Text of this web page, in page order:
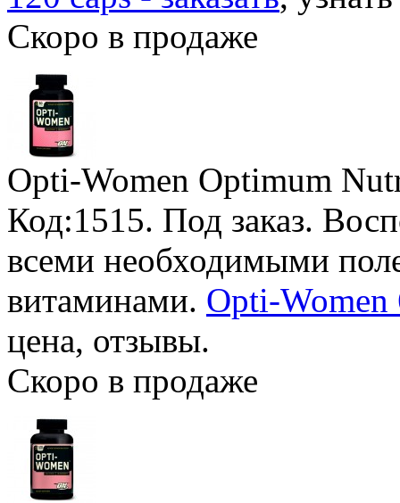
Скоро в продаже
Opti-Women Optimum
Код:1515. Под заказ.
всеми необходимыми
витаминами. Opti-Women
цена, отзывы.
Скоро в продаже